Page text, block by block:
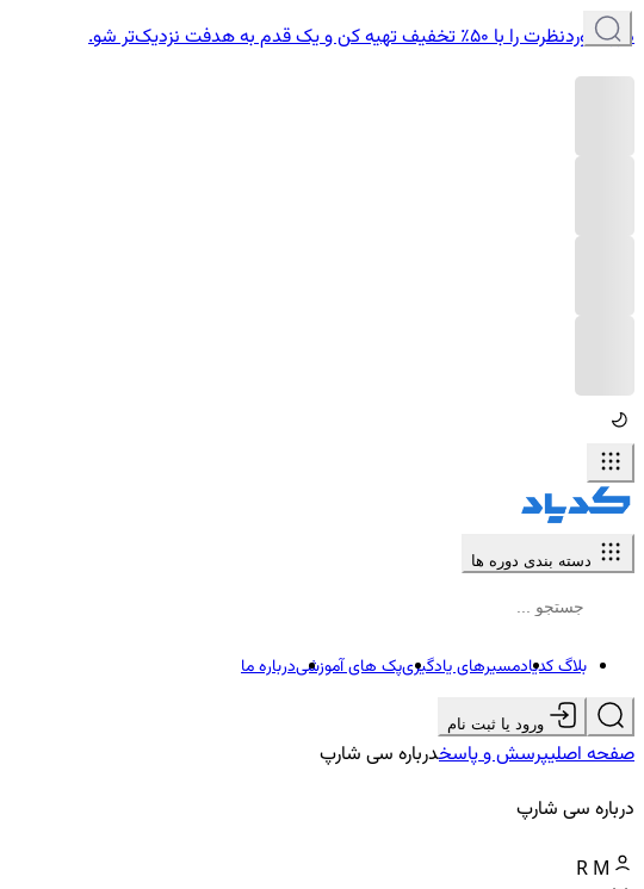
دوره موردنظرت را با ۵۰٪ تخفیف تهیه کن و یک قدم به هدفت نزدیک‌تر شو.
دسته بندی دوره ها
بلاگ کدیادمسیرهای یادگیریپک های آموزشیدرباره ما
ورود یا ثبت نام
صفحه اصلیپرسش و پاسخدرباره سی شارپ
درباره سی شارپ
R M